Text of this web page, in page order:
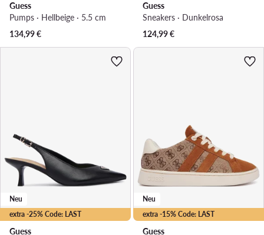
Guess
Pumps · Hellbeige · 5.5 cm
134,99€
Guess
Sneakers · Dunkelrosa
124,99€
extra -25% Code: LAST
Neu
Guess
extra -15% Code: LAST
Neu
Guess